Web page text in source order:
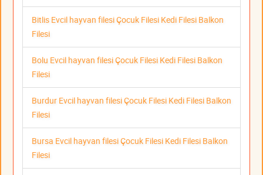
Bitlis Evcil hayvan filesi Çocuk Filesi Kedi Filesi Balkon
Filesi
Bolu Evcil hayvan filesi Çocuk Filesi Kedi Filesi Balkon
Filesi
Burdur Evcil hayvan filesi Çocuk Filesi Kedi Filesi Balkon
Filesi
Bursa Evcil hayvan filesi Çocuk Filesi Kedi Filesi Balkon
Filesi